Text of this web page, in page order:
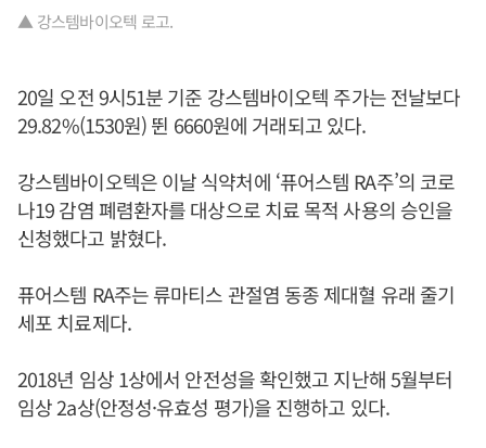
▲ 강스템바이오텍 로고.
20일 오전 9시51분 기준 강스템바이오텍 주가는 전날보다
29.82%(1530원) 뛴 6660원에 거래되고 있다.
강스템바이오텍은 이날 식약처에 ‘퓨어스템 RA주’의 코로
나19 감염 폐렴환자를 대상으로 치료 목적 사용의 승인을
신청했다고 밝혔다.
퓨어스템 RA주는 류마티스 관절염 동종 제대혈 유래 줄기
세포 치료제다.
2018년 임상 1상에서 안전성을 확인했고 지난해 5월부터
임상 2a상(안정성·유효성 평가)을 진행하고 있다.